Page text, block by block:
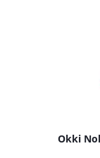
Okki